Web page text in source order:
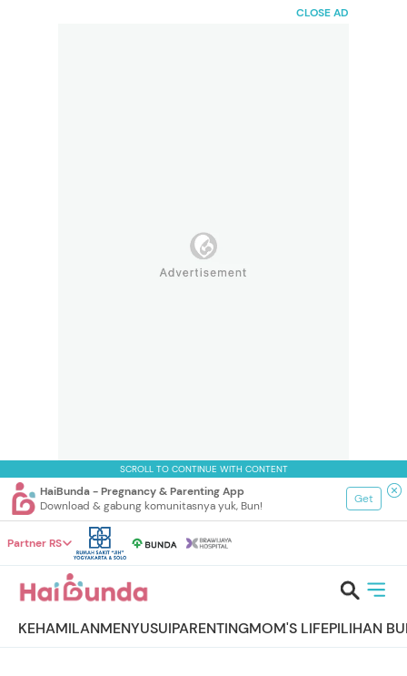
CLOSE AD
SCROLL TO CONTINUE WITH CONTENT
HaiBunda - Pregnancy & Parenting App
Download & gabung komunitasnya yuk, Bun!
Get
Partner RS
KEHAMILANMENYUSUIPARENTINGMOM'S LIFEPILIHAN